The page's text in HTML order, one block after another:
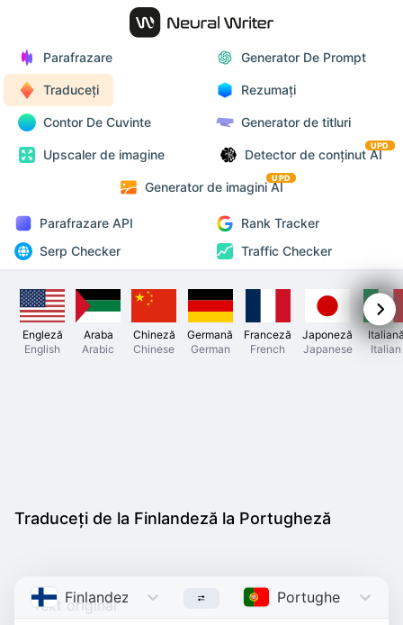
Parafrazare Generator De Prompt
Traduceți Rezumați
Contor De Cuvinte Generator de titluri
Upscaler de imagine Detector de conținut AI
UPD
Generator de imagini AI
UPD
Parafrazare API
Rank Tracker
Serp Checker
Traffic Checker
Engleză
English
Araba
Arabic
Chineză
Chinese
Germană
German
Franceză
French
Japoneză
Japanese
Italian
Traduceți de la Finlandeză la Portugheză
Finlandeză Finnish Portugheză